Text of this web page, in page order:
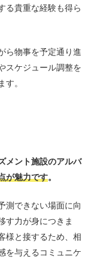
る貴重な経験も得ら
ら物事を予定通り進
スケジュール調整を
。
メント施設のアルバ
が魅力です。
測できない場面に向
す力が身につきま
様と接するため、相
を与えるコミュニケ